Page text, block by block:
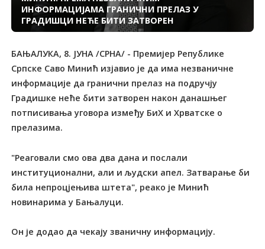
ИНФОРМАЦИЈАМА ГРАНИЧНИ ПРЕЛАЗ У
ГРАДИШЦИ НЕЋЕ БИТИ ЗАТВОРЕН
БАЊАЛУКА, 8. ЈУНА /СРНА/ - Премијер Републике
Српске Саво Минић изјавио је да има незваничне
информације да гранични прелаз на подручју
Градишке неће бити затворен након данашњег
потписивања уговора између БиХ и Хрватске о
прелазима.
"Реаговали смо ова два дана и послали
институционални, али и људски апел. Затварање би
била непроцјењива штета", реако је Минић
новинарима у Бањалуци.
Он је додао да чекају званичну информацију.